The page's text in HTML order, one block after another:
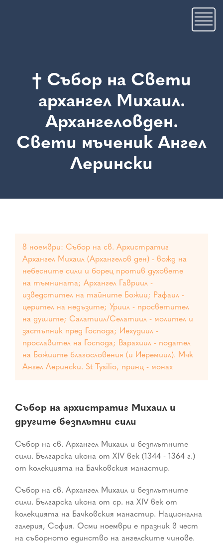
† Събор на Свети
архангел Михаил.
Архангеловден.
Свети мъченик Ангел
Лерински
8 ноември: Събор на св. Архистратиг
Архангел Михаил (Архангелов ден) - вожд на
небесните сили и борец против духовете
на тъмнината; Архангел Гавриил -
изведстител на тайните Божии; Рафаил -
церител на недъзите; Уриил - просветител
на душите; Салатиил/Селатиил - молител и
застъпник пред Господа; Иехудиил -
прославител на Господа; Варахиил - подател
на Божиите благословения (и Иеремиил). Мчк
Ангел Лерински. St Tysilio, принц - монах
Събор на архистратиг Михаил и
другите безплътни сили
Събор на св. Архангел Михаил и безплътните
сили. Българска икона от XIV век (1344 - 1364 г.)
от колекцията на Бачковския манастир.
Събор на св. Архангел Михаил и безплътните
сили. Българска икона от ср. на XIV век от
колекцията на Бачковския манастир. Национална
галерия, София. Осми ноември е празник в чест
на съборното единство на ангелските чинове.